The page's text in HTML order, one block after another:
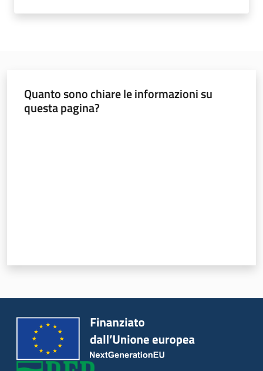
Servizi
Piani Programmi
Progetti
Quanto sono chiare le informazioni su
questa pagina?